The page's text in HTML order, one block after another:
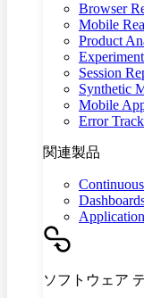
Browser
Mobile
Product
Session
Synthetic
Mobile
Error
関連製品
ソフトウェア